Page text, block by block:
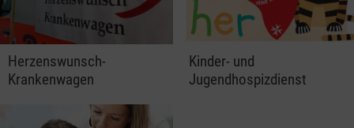
Herzenswunsch-
Krankenwagen
Kinder- und
Jugendhospizdienst